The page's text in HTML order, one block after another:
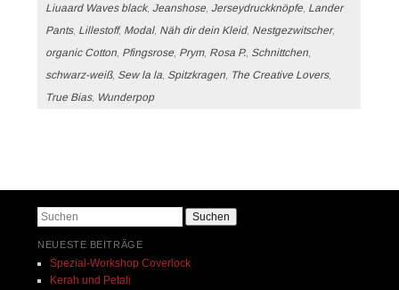
Liuaard Waves black,Jeanshose,Jerseydruckknöpfe, Lander
Pants, Lillestoff, Modal, Näh dir dein Kleid, Nestgezwitscher,
organic Cotton, Pfingsrose, Prym, Rosa P., Schnittchen,
schwarz-weiß, Sew la la, Spitzkragen, The Creative Lovers,
True Bias, Wunderpop
Suchen
NEUESTE BEITRÄGE
Spezial-Workshop Coverlock
Kerah und Petali